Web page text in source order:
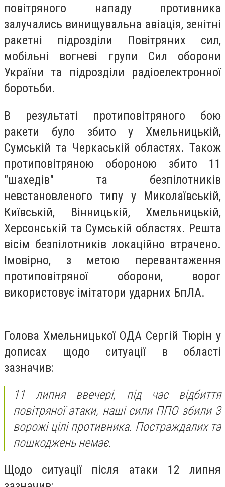
повітряного нападу противника
залучались винищувальна авіація, зенітні
ракетні підрозділи Повітряних сил,
мобільні вогневі групи Сил оборони
України та підрозділи радіоелектронної
боротьби.
В результаті протиповітряного бою
ракети було збито у Хмельницькій,
Сумській та Черкаській областях. Також
протиповітряною обороною збито 11
"шахедів" та безпілотників
невстановленого типу у Миколаївській,
Київській, Вінницькій, Хмельницькій,
Херсонській та Сумській областях. Решта
вісім безпілотників локаційно втрачено.
Імовірно, з метою перевантаження
протиповітряної оборони, ворог
використовує імітатори ударних БпЛА.
Голова Хмельницької ОДА Сергій Тюрін у
дописах щодо ситуації в області
зазначив:
11 липня ввечері, під час відбиття
повітряної атаки, наші сили ППО збили 3
ворожі цілі противника. Постраждалих та
пошкоджень немає.
Щодо ситуації після атаки 12 липня